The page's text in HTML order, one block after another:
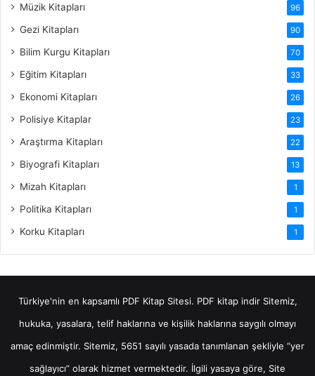
Müzik Kitapları 96
Gezi Kitapları 90
Bilim Kurgu Kitapları 70
Eğitim Kitapları 33
Ekonomi Kitapları 26
Polisiye Kitaplar 23
Araştırma Kitapları 22
Biyografi Kitapları 13
Mizah Kitapları 1
Politika Kitapları 1
Korku Kitapları 1
Türkiye'nin en kapsamlı PDF Kitap Sitesi. PDF kitap indirSitemiz,
hukuka, yasalara, telif haklarına ve kişilik haklarına saygılı olmayı
amaç edinmiştir. Sitemiz, 5651 sayılı yasada tanımlanan şekliyle “yer
sağlayıcı” olarak hizmet vermektedir. İlgili yasaya göre, Site